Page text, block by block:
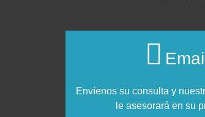
Envíenos su consulta y
le asesorará en su